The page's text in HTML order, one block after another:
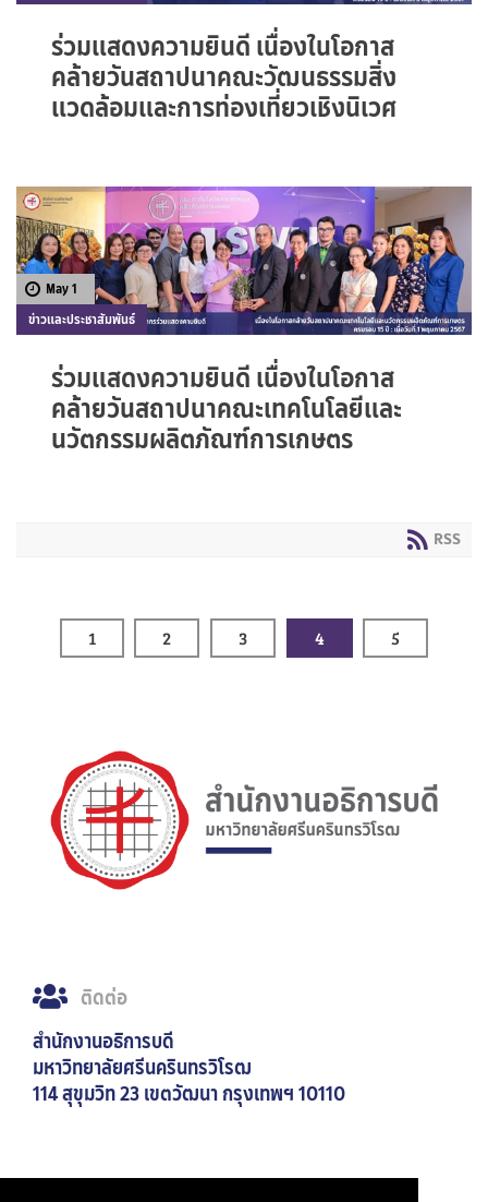
ร่วมแสดงความยินดี เนื่องในโอกาส
คล้ายวันสถาปนาคณะวัฒนธรรมสิ่ง
แวดล้อมและการท่องเที่ยวเชิงนิเวศ
May 1
ข่าวและประชาสัมพันธ์
ร่วมแสดงความยินดี เนื่องในโอกาส
คล้ายวันสถาปนาคณะเทคโนโลยีและ
นวัตกรรมผลิตภัณฑ์การเกษตร
RSS
1 2 3 4 5
ติดต่อ
สำนักงานอธิการบดี
มหาวิทยาลัยศรีนครินทรวิโรฒ
114 สุขุมวิท 23 เขตวัฒนา กรุงเทพฯ 10110